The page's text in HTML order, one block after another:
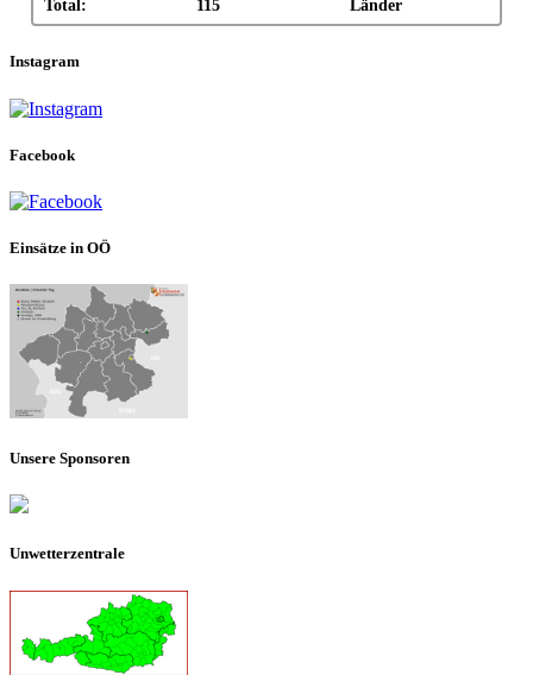
Total: 115 Länder
Instagram
Facebook
Einsätze in OÖ
Unsere Sponsoren
Unwetterzentrale